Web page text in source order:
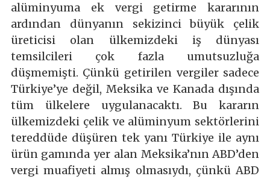
alüminyuma ek vergi getirme kararının
ardından dünyanın sekizinci büyük çelik
üreticisi olan ülkemizdeki iş dünyası
temsilcileri çok fazla umutsuzluğa
düşmemişti. Çünkü getirilen vergiler sadece
Türkiye’ye değil, Meksika ve Kanada dışında
tüm ülkelere uygulanacaktı. Bu kararın
ülkemizdeki çelik ve alüminyum sektörlerini
tereddüde düşüren tek yanı Türkiye ile aynı
ürün gamında yer alan Meksika’nın ABD’den
vergi muafiyeti almış olmasıydı, çünkü ABD